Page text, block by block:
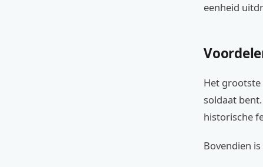
eenheid
Het grootste
soldaat
historische
Bovendien